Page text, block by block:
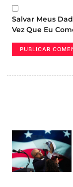
Salvar Meus
Vez Que Eu